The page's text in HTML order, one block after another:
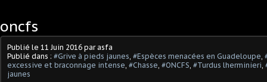
oncfs
Publié le 11 Juin 2016 par asfa
Publié dans : #Grive à pieds jaunes #Espèces menacées en Guadeloupe
excessive et braconnage intense #Chasse #ONCFS #Turdus lherminieri
jaunes